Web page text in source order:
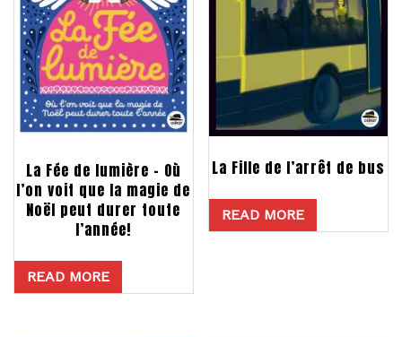
La Fée de lumière – Où
l’on voit que la magie de
Noël peut durer toute
l’année!
READ MORE
La Fille de l’arrêt de bus
READ MORE